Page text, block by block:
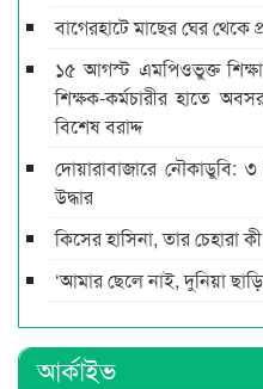
বাগেরহাটে মাছের ঘের থেকে
১৫ আগস্ট এমপিওভুক্ত শিক্ষা
শিক্ষক-কর্মচারীর হাতে
বিশেষ বরাদ্দ
দোয়ারাবাজারে নৌকাডুবি:
উদ্ধার
কিসের হাসিনা, তার চেহারা কী
‘আমার ছেলে নাই, দুনিয়া
আর্কাইভ